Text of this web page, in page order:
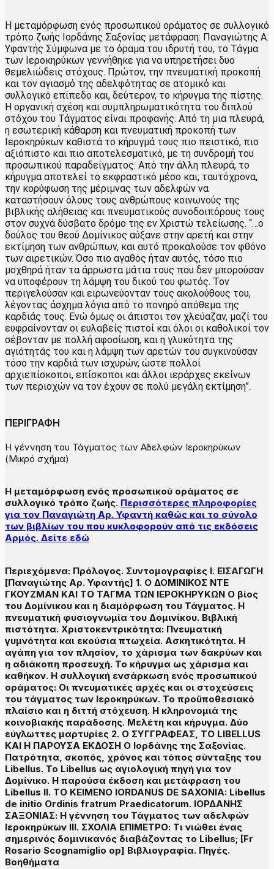
Η μεταμόρφωση ενός προσωπικού οράματος σε συλλογικό
τρόπο ζωής Ιορδάνης Σαξονίας μετάφραση: Παναγιώτης Α.
Υφαντής Σύμφωνα με το όραμα του ιδρυτή του, το Τάγμα
των Ιεροκηρύκων γεννήθηκε για να υπηρετήσει δυο
θεμελιώδεις στόχους. Πρώτον, την πνευματική προκοπή
και τον αγιασμό της αδελφότητας σε ατομικό και
συλλογικό επίπεδο και, δεύτερον, το κήρυγμα της πίστης.
Η οργανική σχέση και συμπληρωματικότητα του διπλού
στόχου του Τάγματος είναι προφανής. Από τη μια πλευρά,
η εσωτερική κάθαρση και πνευματική προκοπή των
Ιεροκηρύκων καθιστά το κήρυγμά τους πιο πειστικό, πιο
αξιόπιστο και πιο αποτελεσματικό, με τη συνδρομή του
προσωπικού παραδείγματος. Από την άλλη πλευρά, το
κήρυγμα αποτελεί το εκφραστικό μέσο και, ταυτόχρονα,
την κορύφωση της μέριμνας των αδελφών να
καταστήσουν όλους τους ανθρώπους κοινωνούς της
βιβλικής αλήθειας και πνευματικούς συνοδοιπόρους τους
στον συχνά δύσβατο δρόμο της εν Χριστώ τελείωσης. “…ο
δούλος του θεού Δομίνικος αύξανε στην αρετή και στην
εκτίμηση των ανθρώπων, και αυτό προκαλούσε τον φθόνο
των αιρετικών. Όσο πιο αγαθός ήταν αυτός, τόσο πιο
μοχθηρά ήταν τα άρρωστα μάτια τους που δεν μπορούσαν
να υποφέρουν τη λάμψη του δικού του φωτός. Τον
περιγελούσαν και ειρωνεύονταν τους ακολούθους του,
λέγοντας άσχημα λόγια από το πονηρό απόθεμα της
καρδιάς τους. Ενώ όμως οι άπιστοι τον χλεύαζαν, μαζί του
ευφραίνονταν οι ευλαβείς πιστοί και όλοι οι καθολικοί τον
σέβονταν με πολλή αφοσίωση, και η γλυκύτητα της
αγιότητάς του και η λάμψη των αρετών του συγκινούσαν
τόσο την καρδιά των ισχυρών, ώστε πολλοί
αρχιεπίσκοποι, επίσκοποι και άλλοι ιεράρχες εκείνων
των περιοχών να τον έχουν σε πολύ μεγάλη εκτίμηση”.
ΠΕΡΙΓΡΑΦΗ
Η γέννηση του Τάγματος των Αδελφών Ιεροκηρύκων
(Μικρό σχήμα)
Η μεταμόρφωση ενός προσωπικού οράματος σε
συλλογικό τρόπο ζωής. Περισσότερες πληροφορίες
για τον Παναγιώτη Αρ. Υφαντή καθώς και το σύνολο
των βιβλίων του που κυκλοφορούν από τις εκδόσεις
Αρμός. Δείτε εδώ
Περιεχόμενα: Πρόλογος. Συντομογραφίες I. ΕΙΣΑΓΩΓΗ
[Παναγιώτης Αρ. Υφαντής] 1. Ο ΔΟΜΙΝΙΚΟΣ ΝΤΕ
ΓΚΟΥΖΜΑΝ ΚΑΙ ΤΟ ΤΑΓΜΑ ΤΩΝ ΙΕΡΟΚΗΡΥΚΩΝ Ο βίος
του Δομίνικου και η διαμόρφωση του Τάγματος. Η
πνευματική φυσιογνωμία του Δομινίκου. Βιβλική
πιστότητα. Χριστοκεντρικότητα: Πνευματική
γυμνότητα και εκούσια πτωχεία. Ασκητικότητα. Η
αγάπη για τον πλησίον, το χάρισμα των δακρύων και
η αδιάκοπη προσευχή. Το κήρυγμα ως χάρισμα και
καθήκον. Η συλλογική ενσάρκωση ενός προσωπικού
οράματος: Οι πνευματικές αρχές και οι στοχεύσεις
του τάγματος των Ιεροκηρύκων. Το προϋποθεσιακό
πλαίσιο και η διττή στόχευση. Η κληρονομιά της
κοινοβιακής παράδοσης. Μελέτη και κήρυγμα. Δύο
εύγλωττες μαρτυρίες 2. Ο ΣΥΓΓΡΑΦΕΑΣ, ΤΟ LIBELLUS
ΚΑΙ Η ΠΑΡΟΥΣΑ ΕΚΔΟΣΗ Ο Ιορδάνης της Σαξονίας.
Πατρότητα, σκοπός, χρόνος και τόπος σύνταξης του
Libellus. Το Libellus ως αγιολογική πηγή για τον
Δομίνικο. Η παρούσα έκδοση και μετάφραση του
Libellus II. ΤΟ ΚΕΙΜΕΝΟ IORDANUS DE SAXONIA: Libellus
de initio Ordinis fratrum Praedicatorum. ΙΟΡΔΑΝΗΣ
ΣΑΞΟΝΙΑΣ: Η γέννηση του Τάγματος των αδελφών
Ιεροκηρύκων III. ΣΧΟΛΙΑ ΕΠΙΜΕΤΡΟ: Τι νιώθει ένας
σημερινός δομινικανός διαβάζοντας το Libellus; [Fr
Rosario Scognamiglio op] Βιβλιογραφία. Πηγές.
Βοηθήματα